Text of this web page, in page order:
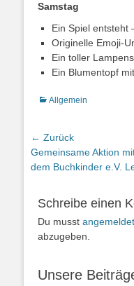
Samstag
Ein Spiel entsteht
Originelle Emoji-
Ein toller
Ein Blumentopf
Kategorien
Allgemein
← Zurück
Vorheriger
Beitrag:
Gemeinsame Aktion
dem Buchkinder e.V.
Schreibe einen
Du musst angemeldet
abzugeben.
Unsere